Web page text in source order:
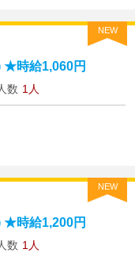
NEW
★時給1,060円
数 1人
NEW
★時給1,200円
数 1人